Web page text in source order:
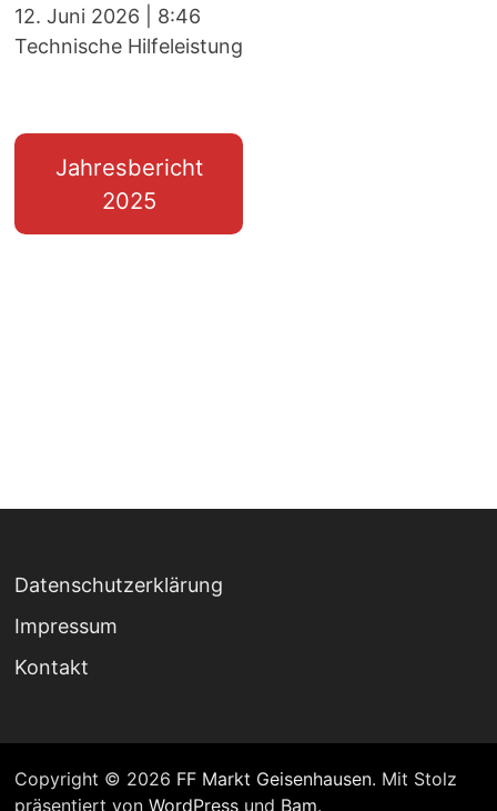
12. Juni 2026
8:46
Technische Hilfeleistung
Jahresbericht
2025
Datenschutzerklärung
Impressum
Kontakt
Copyright © 2026 FF Markt Geisenhausen. Mit Stolz
präsentiert von WordPressund Bam.